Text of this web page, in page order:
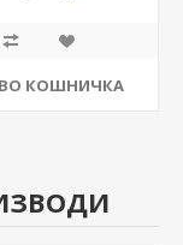
КОШНИЧКА